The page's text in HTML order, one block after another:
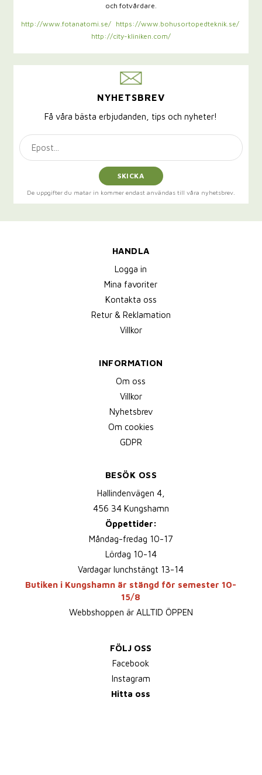
och fotvårdare.
http://www.fotanatomi.se/
https://www.bohusortopedteknik.se/
http://city-kliniken.com/
NYHETSBREV
Få våra bästa erbjudanden, tips och nyheter!
SKICKA
De uppgifter du matar in kommer endast användas till våra nyhetsbrev.
HANDLA
Logga in
Mina favoriter
Kontakta oss
Retur & Reklamation
Villkor
INFORMATION
Om oss
Villkor
Nyhetsbrev
Om cookies
GDPR
BESÖK OSS
Hallindenvägen 4,
456 34 Kungshamn
Öppettider:
Måndag-fredag 10-17
Lördag 10-14
Vardagar lunchstängt 13-14
Butiken i Kungshamn är stängd för semester 10-
15/8
Webbshoppen är ALLTID ÖPPEN
FÖLJ OSS
Facebook
Instagram
Hitta oss